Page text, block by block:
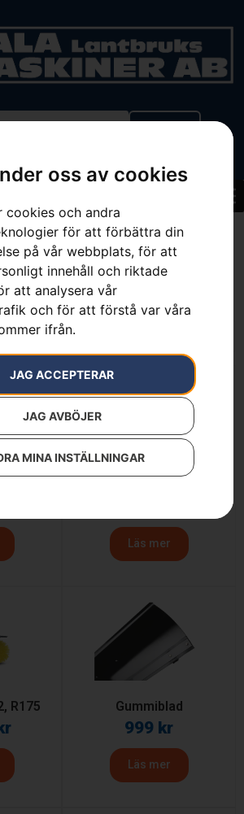
oss av cookies
cookies och andra
för att förbättra din
på vår webbplats, för att
innehåll och riktade
att analysera vår
och för att förstå var våra
ifrån.
JAG ACCEPTERAR
JAG AVBÖJER
MINA INSTÄLLNINGAR
& tillbehör»för trädgårdstraktorer
Läs mer
R175 Gummiblad
999 kr
Läs mer